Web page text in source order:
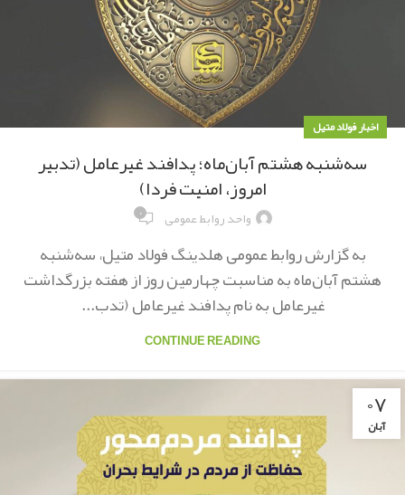
اخبار فولاد متیل
سه‌شنبه هشتم آبان‌ماه؛ پدافند غیرعامل (تدبیر
امروز، امنیت فردا)
واحد روابط عمومی ۰
به گزارش روابط عمومی هلدینگ فولاد متیل، سه‌شنبه
هشتم آبان‌ماه به مناسبت چهارمین روز از هفته بزرگداشت
غیرعامل به نام پدافند غیرعامل (تدب...
CONTINUE READING
۰۷
آبان